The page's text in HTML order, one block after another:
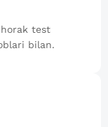
test
bilan.